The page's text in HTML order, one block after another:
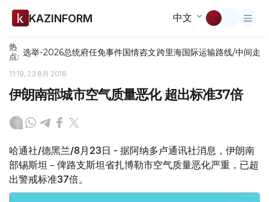
KAZINFORM 中文
热
点: 选举-2026总统府任免事件国情咨文跨里海国际运输路线/中间走廊
11:19, 23 8月 2018
伊朗南部城市空气质量恶化 超出标准37倍
哈通社/德黑兰/8月23日 - 据阿纳多卢通讯社消息，伊朗南
部锡斯坦－俾路支斯坦省扎博勒市空气质量恶化严重，已超
出警戒标准37倍。